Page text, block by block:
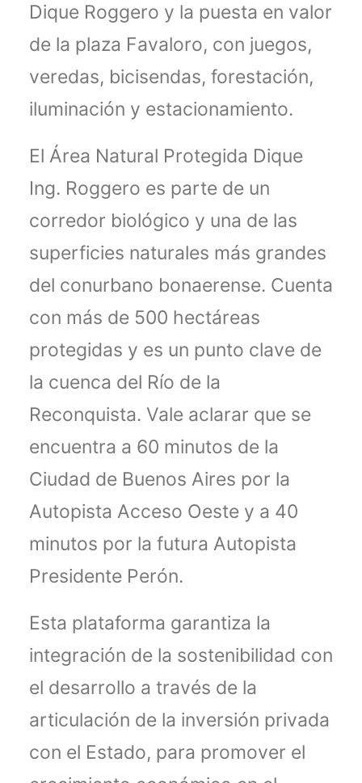
Dique Roggero y la puesta en valor
de la plaza Favaloro, con juegos,
veredas, bicisendas, forestación,
iluminación y estacionamiento.
El Área Natural Protegida Dique
Ing. Roggero es parte de un
corredor biológico y una de las
superficies naturales más grandes
del conurbano bonaerense. Cuenta
con más de 500 hectáreas
protegidas y es un punto clave de
la cuenca del Río de la
Reconquista. Vale aclarar que se
encuentra a 60 minutos de la
Ciudad de Buenos Aires por la
Autopista Acceso Oeste y a 40
minutos por la futura Autopista
Presidente Perón.
Esta plataforma garantiza la
integración de la sostenibilidad con
el desarrollo a través de la
articulación de la inversión privada
con el Estado, para promover el